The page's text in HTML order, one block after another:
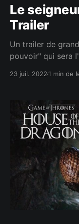
Le
Trailer
Un trailer de
pouvoir" qui sera
23 juil. 20221 min de